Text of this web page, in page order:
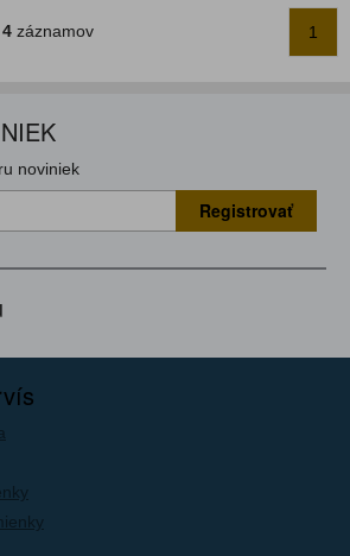
4 záznamov 1
noviniek
Registrovať